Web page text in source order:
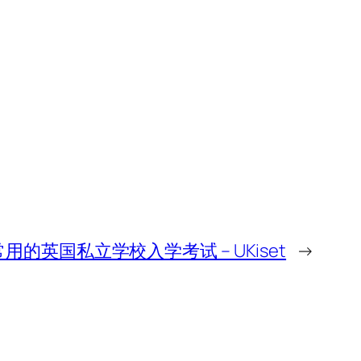
用的英国私立学校入学考试 – UKiset →